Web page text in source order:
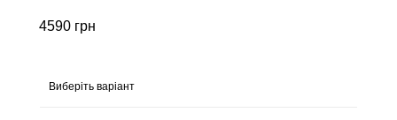
4590 грн